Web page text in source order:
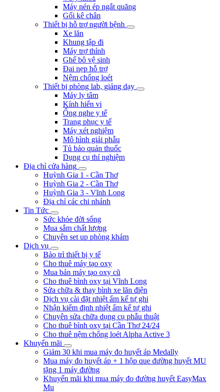
Máy nén ép ngắt quãng
Gối kê chân
Thiết bị hỗ trợ người bệnh
Xe lăn
Khung tập đi
Máy trợ thính
Ghế bô vệ sinh
Đai nẹp hỗ trợ
Nệm chống loét
Thiết bị phòng lab, giảng dạy
Máy ly tâm
Kính hiển vi
Ống nghe y tế
Trang phục y tế
Máy xét nghiệm
Mô hình giải phẫu
Tủ bảo quản thuốc
Dụng cụ thí nghiệm
Địa chỉ cửa hàng
Huỳnh Gia 1 - Cần Thơ
Huỳnh Gia 2 - Cần Thơ
Huỳnh Gia 3 - Vĩnh Long
Địa chỉ các chi nhánh
Tin Tức
Sức khỏe đời sống
Mua sắm chất lượng
Chuyên set up phòng khám
Dịch vụ
Bảo trì thiết bị y tế
Cho thuê máy tạo oxy
Mua bán máy tạo oxy cũ
Cho thuê bình oxy tại Vĩnh Long
Sửa chữa & thay bình xe lăn điện
Dịch vụ cài đặt nhiệt ẩm kế tự ghi
Nhận kiểm định nhiệt ẩm kế tự ghi
Chuyên sửa chữa dụng cụ phẫu thuật
Cho thuê bình oxy tại Cần Thơ 24/24
Cho thuê nệm chống loét Alpha Active 3
Khuyến mãi
Giảm 30 khi mua máy đo huyết áp Medally
Mua máy đo huyết áp + 1 hộp que đường huyết MU
tặng 1 máy đường
Khuyến mãi khi mua máy đo đường huyết EasyMax
Mu